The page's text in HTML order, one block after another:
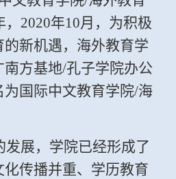
2020年10月，为积极
新机遇，海外教育学
南方基地/孔子学院办公
国际中文教育学院/海
发展，学院已经形成了
传播并重、学历教育